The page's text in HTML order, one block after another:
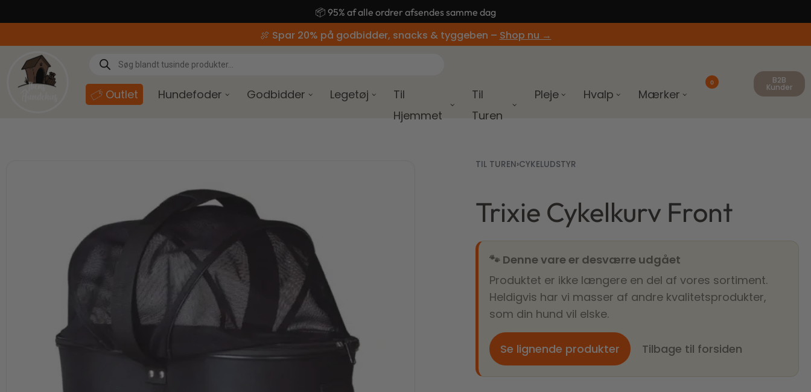
🚚 Gratis fragt ved køb over 499,-
🍖 Spar 20% på godbidder, snacks & tyggeben – Shop nu →
Outlet Hundefoder Godbidder Legetøj
Til
Hjemmet
Til
Turen
Pleje Hvalp Mærker
0 B2B
Kunder
TIL TUREN›CYKELUDSTYR
Trixie Cykelkurv Front
🐾 Denne vare er desværre udgået
Produktet er ikke længere en del af vores sortiment.
Heldigvis har vi masser af andre kvalitetsprodukter,
som din hund vil elske.
Se lignende produkter Tilbage til forsiden